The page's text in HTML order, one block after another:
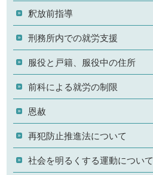
釈放前指導
刑務所内での就労支援
服役と戸籍、服役中の住所
前科による就労の制限
恩赦
再犯防止推進法について
社会を明るくする運動について